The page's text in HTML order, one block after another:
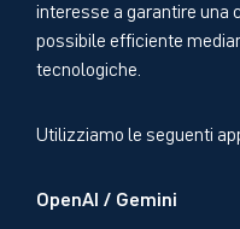
interesse a garantire una
possibile efficiente
tecnologiche.
Utilizziamo le seguenti
OpenAI / Gemini